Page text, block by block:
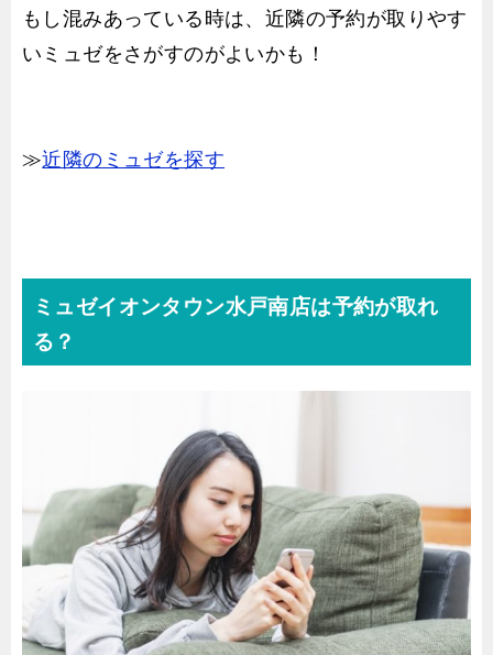
もし混みあっている時は、近隣の予約が取りやす
いミュゼをさがすのがよいかも！
≫近隣のミュゼを探す
ミュゼイオンタウン水戸南店は予約が取れ
る？